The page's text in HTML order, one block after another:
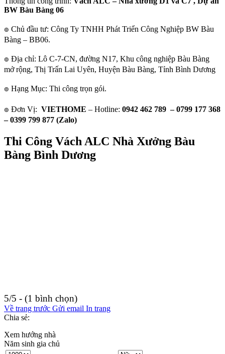
BW Bàu Bàng 06
๏ Chủ đầu tư: Công Ty TNHH Phát Triển Công Nghiệp BW Bàu
Bàng – BB06.
๏ Địa chỉ: Lô C-7-CN, đường N17, Khu công nghiệp Bàu Bàng
mở rộng, Thị Trấn Lai Uyên, Huyện Bàu Bàng, Tỉnh Bình Dương
๏ Hạng Mục: Thi công trọn gói.
๏ Đơn Vị: VIETHOME – Hotline: 0942 462 789 – 0799 177 368
– 0399 799 877 (Zalo)
Thi Công Vách ALC Nhà Xưởng Bàu
Bàng Bình Dương
5/5 - (1 bình chọn)
Về trang trước Gửi email In trang
Chia sẻ:
Xem hướng nhà
Năm sinh gia chủ